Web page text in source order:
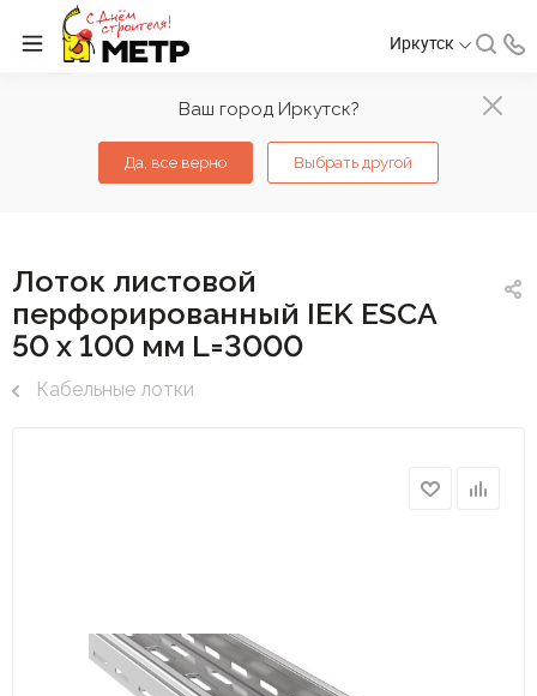
Ваш город Иркутск?
Да, все верно Выбрать другой
Иркутск
Лоток листовой
перфорированный IEK ESCA
50 х 100 мм L=3000
Кабельные лотки